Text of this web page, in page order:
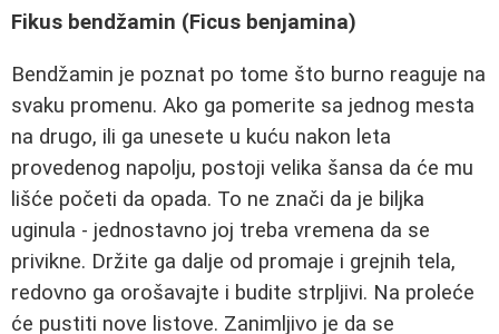
Fikus bendžamin (Ficus benjamina)
Bendžamin je poznat po tome što burno reaguje na
svaku promenu. Ako ga pomerite sa jednog mesta
na drugo, ili ga unesete u kuću nakon leta
provedenog napolju, postoji velika šansa da će mu
lišće početi da opada. To ne znači da je biljka
uginula - jednostavno joj treba vremena da se
privikne. Držite ga dalje od promaje i grejnih tela,
redovno ga orošavajte i budite strpljivi. Na proleće
će pustiti nove listove. Zanimljivo je da se